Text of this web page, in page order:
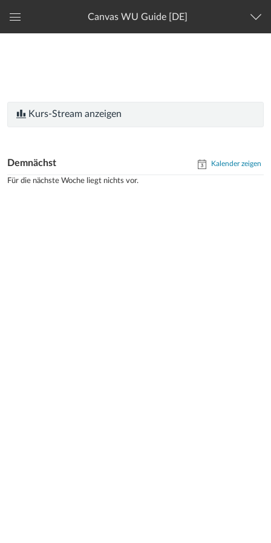
Canvas WU Guide [DE]
Kurs-Stream anzeigen
Demnächst Kalender zeigen
Für die nächste Woche liegt nichts vor.